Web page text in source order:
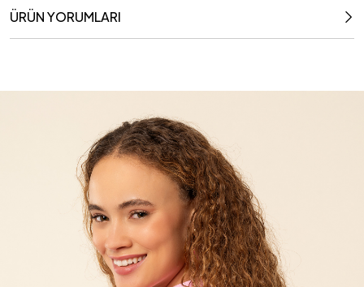
ÜRÜN YORUMLARI